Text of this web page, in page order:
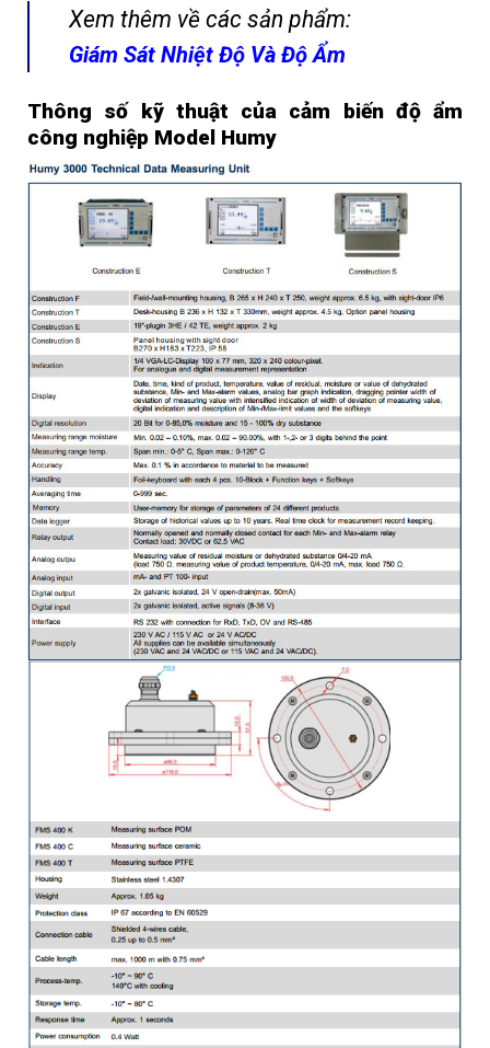
Xem thêm về các sản phẩm:
Giám Sát Nhiệt Độ Và Độ Ẩm
Thông số kỹ thuật của cảm biến độ ẩm
công nghiệp Model Humy